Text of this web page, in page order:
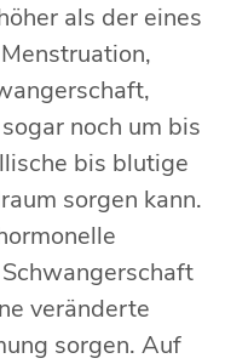
als der eines
noch um bis
bis blutige
sorgen kann.
veränderte
sorgen. Auf